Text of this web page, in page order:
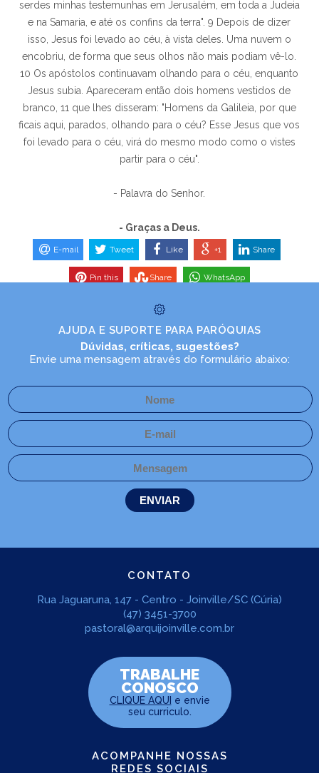
serdes minhas testemunhas em Jerusalém, em toda a Judeia
e na Samaria, e até os confins da terra". 9 Depois de dizer
isso, Jesus foi levado ao céu, à vista deles. Uma nuvem o
encobriu, de forma que seus olhos não mais podiam vê-lo.
10 Os apóstolos continuavam olhando para o céu, enquanto
Jesus subia. Apareceram então dois homens vestidos de
branco, 11 que lhes disseram: "Homens da Galileia, por que
ficais aqui, parados, olhando para o céu? Esse Jesus que vos
foi levado para o céu, virá do mesmo modo como o vistes
partir para o céu".
- Palavra do Senhor.
- Graças a Deus.
E-mail Tweet Like +1 Share
Pin this Share WhatsApp
AJUDA E SUPORTE PARA PARÓQUIAS
Dúvidas, críticas, sugestões?
Envie uma mensagem através do formulário abaixo:
CONTATO
Rua Jaguaruna, 147 - Centro - Joinville/SC (Cúria)
(47) 3451-3700
pastoral@arquijoinville.com.br
TRABALHE
CONOSCO
CLIQUE AQUI e envie
seu curriculo.
ACOMPANHE NOSSAS
REDES SOCIAIS